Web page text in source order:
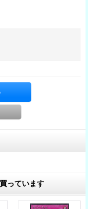
っています